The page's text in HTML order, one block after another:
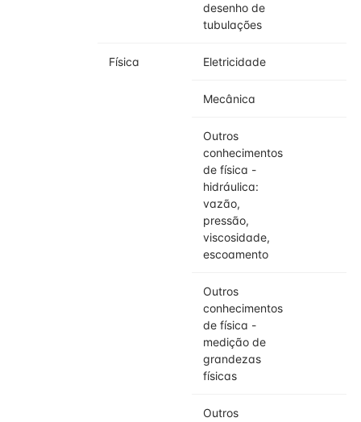
desenho de
tubulações
Física Eletricidade
Mecânica
Outros
conhecimentos
de física -
hidráulica:
vazão,
pressão,
viscosidade,
escoamento
Outros
conhecimentos
de física -
medição de
grandezas
físicas
Outros